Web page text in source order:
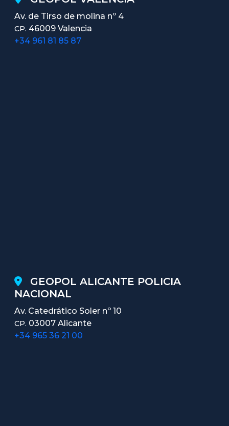
Av. de Tirso de molina nº 4
CP. 46009 Valencia
+34 961 81 85 87
GEOPOL ALICANTE POLICIA
NACIONAL
Av. Catedrático Soler nº 10
CP. 03007 Alicante
+34 965 36 21 00